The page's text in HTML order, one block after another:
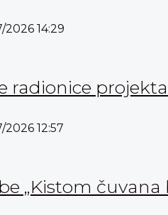
2026 14:29
radionice
2026 12:57
„Kistom